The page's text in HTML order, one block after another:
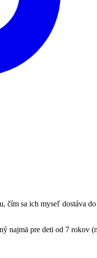
čím sa ich myseľ dostáva
najmä pre deti od 7 rokov